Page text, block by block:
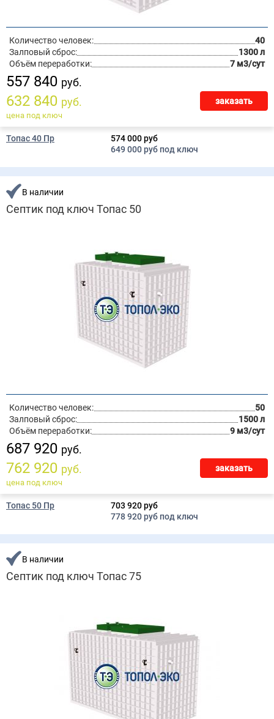
Количество человек:
40
Залповый сброс:
1300 л
Объём переработки:
7 м3/сут
557 840 руб.
632 840 руб. заказать
цена под ключ
Топас 40 Пр
574 000 руб
649 000 руб под ключ
В наличии
Септик под ключ Топас 50
Количество человек:
50
Залповый сброс:
1500 л
Объём переработки:
9 м3/сут
687 920 руб.
762 920 руб. заказать
цена под ключ
Топас 50 Пр
703 920 руб
778 920 руб под ключ
В наличии
Септик под ключ Топас 75